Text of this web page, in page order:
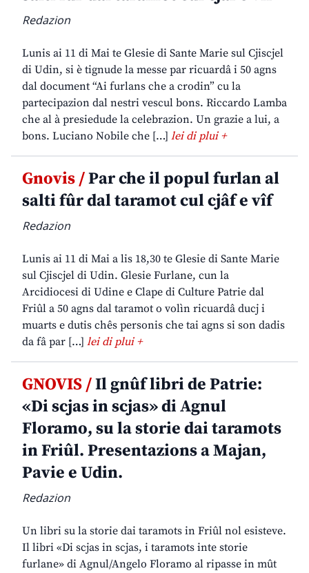
Redazion
Lunis ai 11 di Mai te Glesie di Sante Marie sul Cjiscjel
di Udin, si è tignude la messe par ricuardâ i 50 agns
dal document “Ai furlans che a crodin” cu la
partecipazion dal nestri vescul bons. Riccardo Lamba
che al à presiedude la celebrazion. Un grazie a lui, a
bons. Luciano Nobile che […] lei di plui +
Gnovis /Par che il popul furlan al
salti fûr dal taramot cul cjâf e vîf
Redazion
Lunis ai 11 di Mai a lis 18,30 te Glesie di Sante Marie
sul Cjiscjel di Udin. Glesie Furlane, cun la
Arcidiocesi di Udine e Clape di Culture Patrie dal
Friûl a 50 agns dal taramot o volìn ricuardâ ducj i
muarts e dutis chês personis che tai agns si son dadis
da fâ par […] lei di plui +
GNOVIS /Il gnûf libri de Patrie:
«Di scjas in scjas» di Agnul
Floramo, su la storie dai taramots
in Friûl. Presentazions a Majan,
Pavie e Udin.
Redazion
Un libri su la storie dai taramots in Friûl nol esisteve.
Il libri «Di scjas in scjas, i taramots inte storie
furlane» di Agnul/Angelo Floramo al ripasse in mût